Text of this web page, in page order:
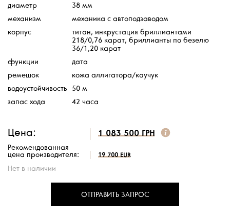
диаметр
38 мм
механизм
механика с автоподзаводом
корпус
титан, инкрустация бриллиантами
218/0,76 карат, бриллианты по безелю
36/1,20 карат
функции
дата
ремешок
кожа аллигатора/каучук
водоустойчивость
50 м
запас хода
42 часа
Цена: 1 083 500 ГРН
Рекомендованная
цена производителя: 19 700 EUR
Нет в наличии
ОТПРАВИТЬ ЗАПРОС